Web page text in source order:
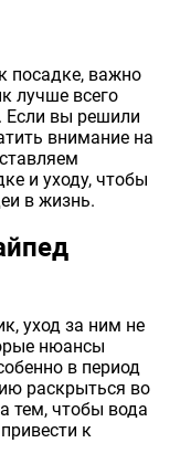
посадке, важно
лучше всего
Если вы решили
внимание на
и уходу, чтобы
в жизнь.
уход за ним не
нюансы
в период
раскрыться во
тем, чтобы вода
к